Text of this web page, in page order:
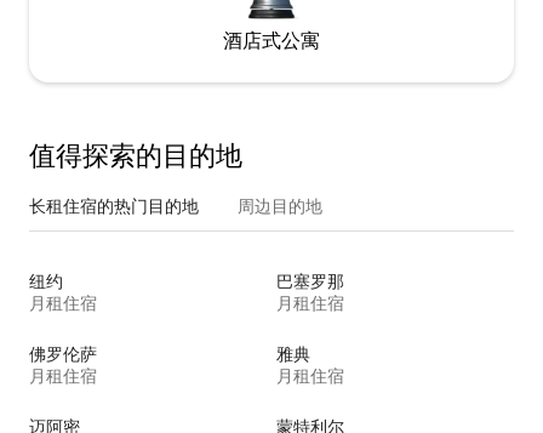
酒店式公寓
值得探索的目的地
长租住宿的热门目的地 周边目的地
纽约
月租住宿
巴塞罗那
月租住宿
佛罗伦萨
月租住宿
雅典
月租住宿
迈阿密 蒙特利尔